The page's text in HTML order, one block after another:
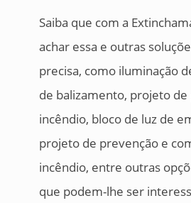
Saiba que com a
achar essa e outras
precisa, como iluminação
de balizamento, projeto
incêndio, bloco de luz de
projeto de prevenção e
incêndio, entre outras
que podem-lhe ser